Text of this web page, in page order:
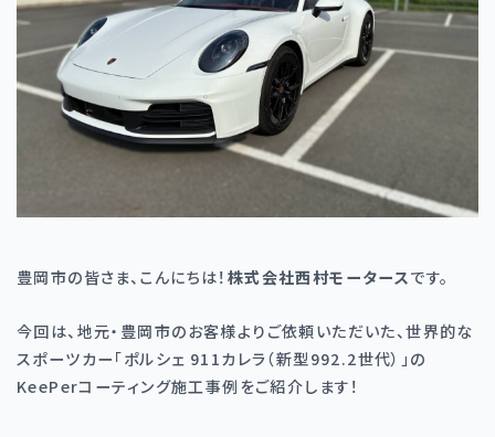
豊岡市の皆さま、こんにちは！ 株式会社西村モータースです。
今回は、地元・豊岡市のお客様よりご依頼いただいた、世界的な
スポーツカー「ポルシェ 911カレラ（新型992.2世代）」の
KeePerコーティング施工事例をご紹介します！